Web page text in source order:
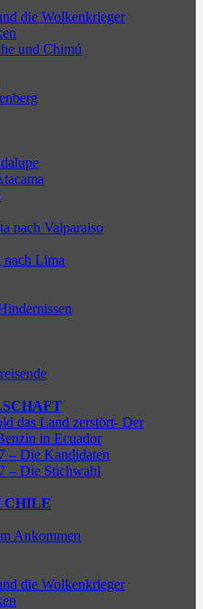
die Wolkenkrieger
und Chimú
nach Valparaiso
nach Lima
das Land zerstört- Der
in Ecuador
– Die Kandidaten
– Die Stichwahl
CHILE
Ankommen
die Wolkenkrieger